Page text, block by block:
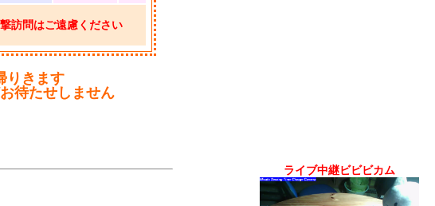
訪問はご遠慮ください
りきます
待たせしません
ライブ中継ビビビカム